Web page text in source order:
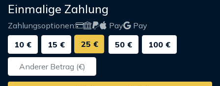
Einmalige Zahlung
Zahlungsoptionen: Pay
Pay
10 €
15 € 25 € 50 € 100 €